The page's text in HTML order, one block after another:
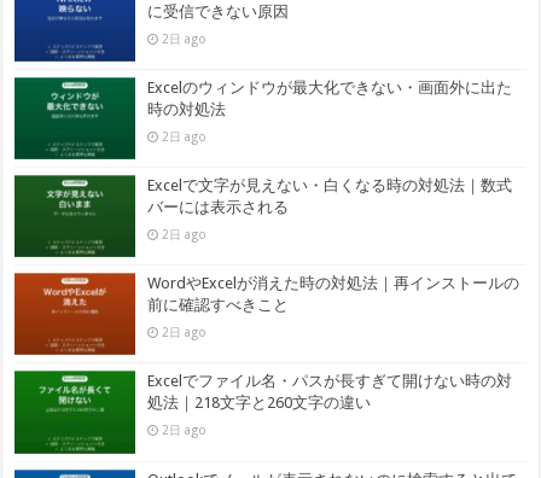
に受信できない原因
2日 ago
Excelのウィンドウが最大化できない・画面外に出た
時の対処法
2日 ago
Excelで文字が見えない・白くなる時の対処法｜数式
バーには表示される
2日 ago
WordやExcelが消えた時の対処法｜再インストールの
前に確認すべきこと
2日 ago
Excelでファイル名・パスが長すぎて開けない時の対
処法｜218文字と260文字の違い
2日 ago